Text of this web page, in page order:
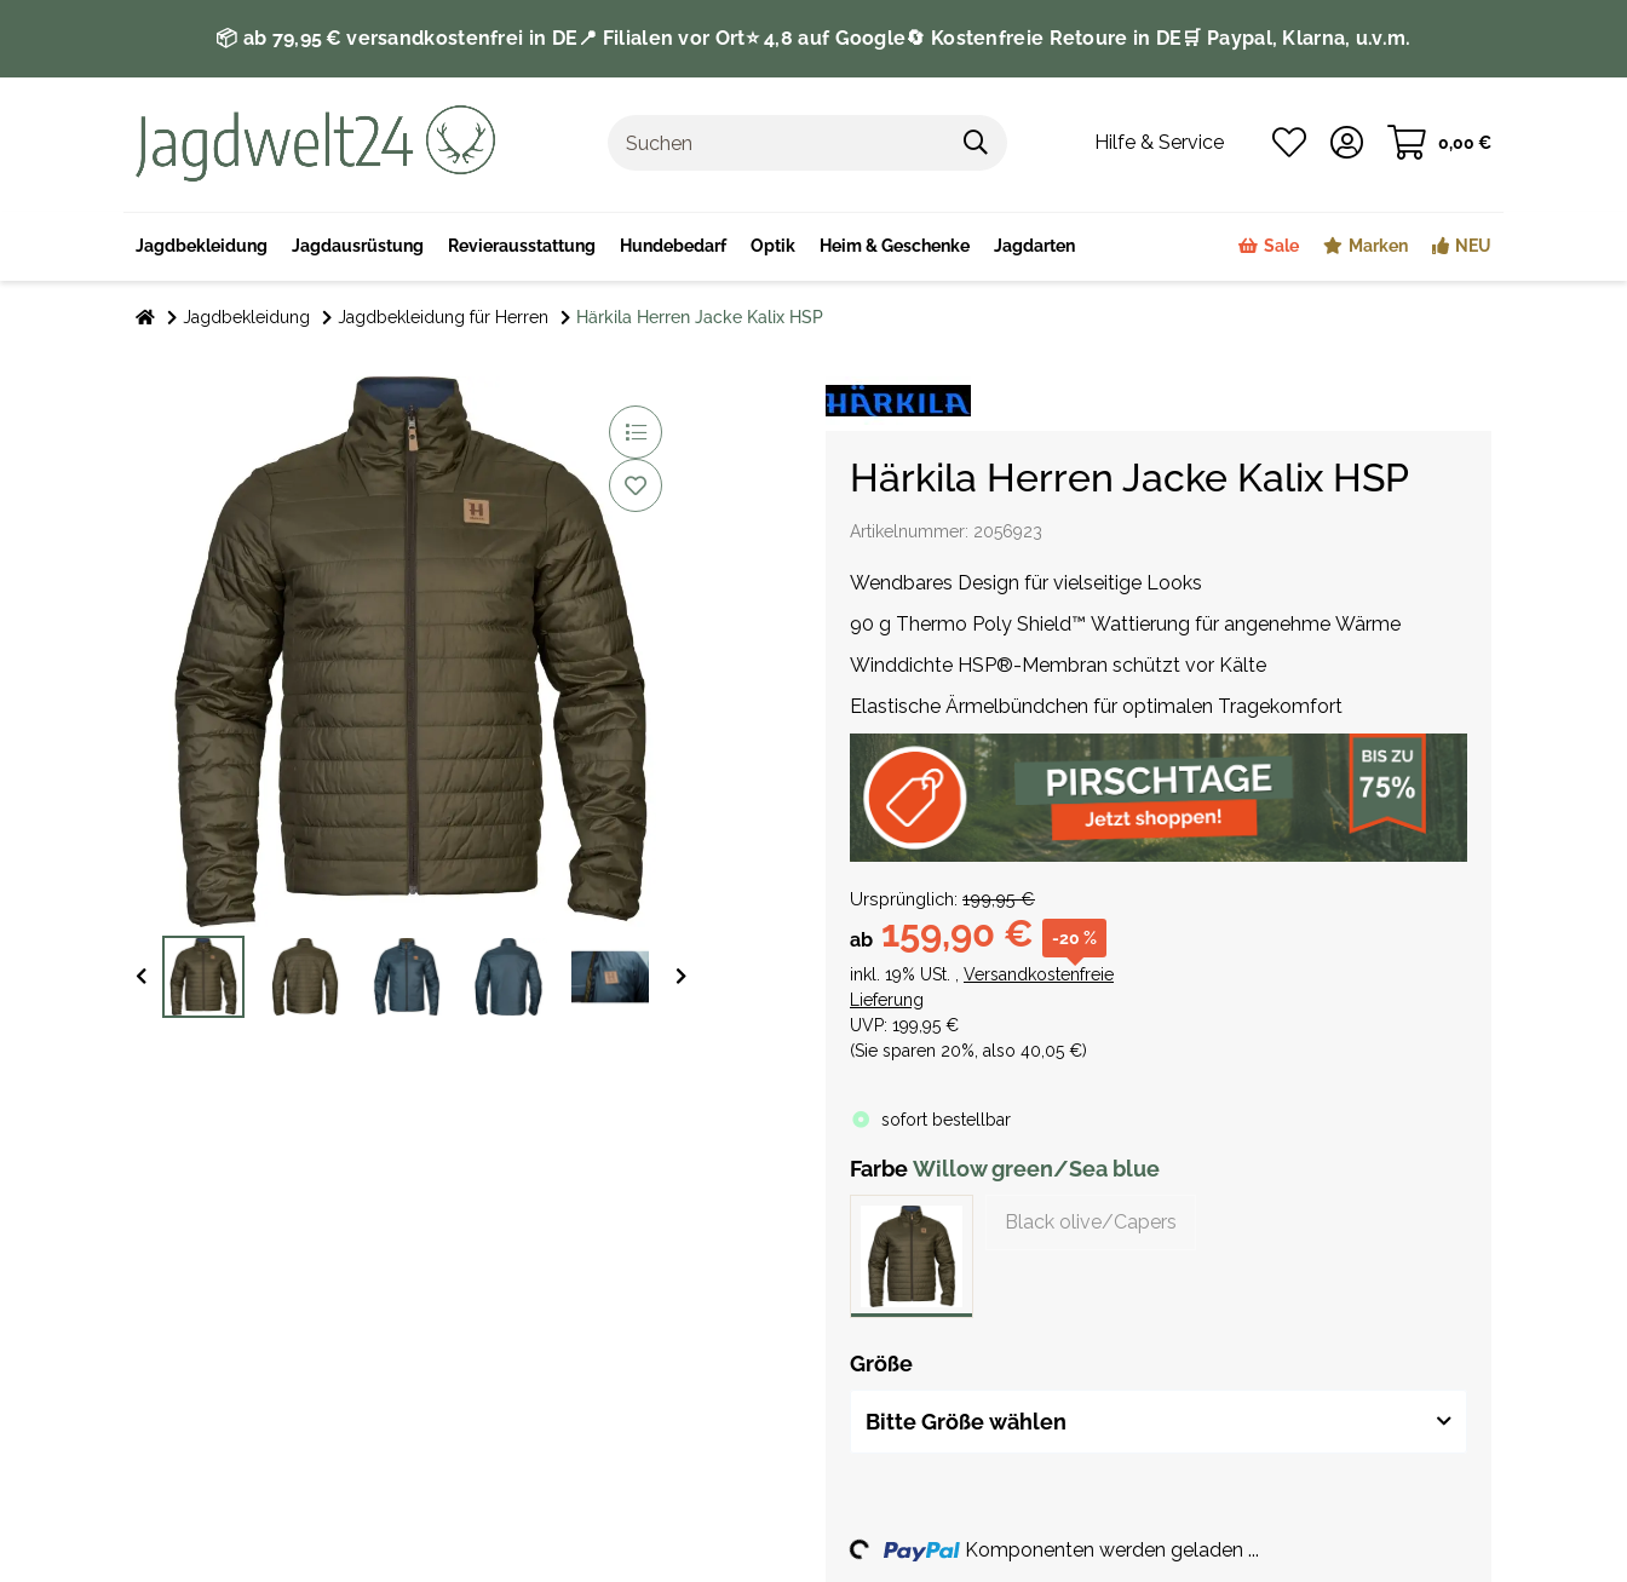
📦 ab 79,95 € versandkostenfrei in DE 📍 Filialen vor Ort⭐️ 4,8 auf Google🔄 Kostenfreie Retoure in DE 🛒 Paypal, Klarna, u.v.m.
Hilfe & Service 0,00 €
Jagdbekleidung Jagdausrüstung Revierausstattung Hundebedarf Optik Heim & Geschenke Jagdarten Sale Marken NEU
Jagdbekleidung Jagdbekleidung für Herren Härkila Herren Jacke Kalix HSP
Härkila Herren Jacke Kalix HSP
Artikelnummer: 2056923
Wendbares Design für vielseitige Looks
90 g Thermo Poly Shield™ Wattierung für angenehme Wärme
Winddichte HSP®-Membran schützt vor Kälte
Elastische Ärmelbündchen für optimalen Tragekomfort
Ursprünglich: 199,95 €
ab 159,90 € -20 %
inkl. 19% USt. , Versandkostenfreie
Lieferung
UVP: 199,95 €
(Sie sparen 20%, also 40,05 €)
sofort bestellbar
FarbeWillow green/Sea blue
Black olive/Capers
Größe
Bitte Größe wählen
Loading... Komponenten werden geladen ...